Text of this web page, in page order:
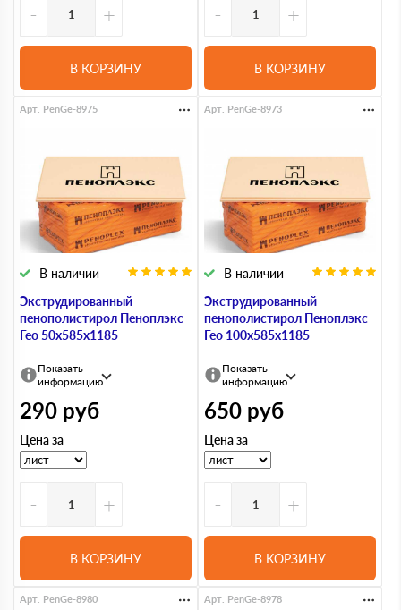
- +
В КОРЗИНУ
- +
В КОРЗИНУ
Экструдированный
пенополистирол Пеноплэкс
Гео 50х585х1185
В наличии
Арт. PenGe-8975
Показать
информацию
290 руб
Цена за
- +
В КОРЗИНУ
Экструдированный
пенополистирол Пеноплэкс
Гео 100х585х1185
В наличии
Арт. PenGe-8973
Показать
информацию
650 руб
Цена за
- +
В КОРЗИНУ
Арт. PenGe-8980 Арт. PenGe-8978